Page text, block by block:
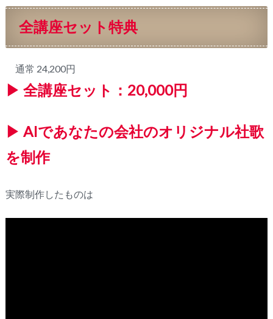
全講座セット特典
通常 24,200円
▶ 全講座セット：20,000円
▶ AIであなたの会社のオリジナル社歌
を制作
実際制作したものは